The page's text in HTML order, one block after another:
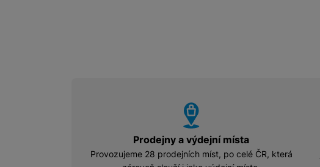
Prodejny a výdejní místa
Provozujeme 28 prodejních míst, po celé ČR, která